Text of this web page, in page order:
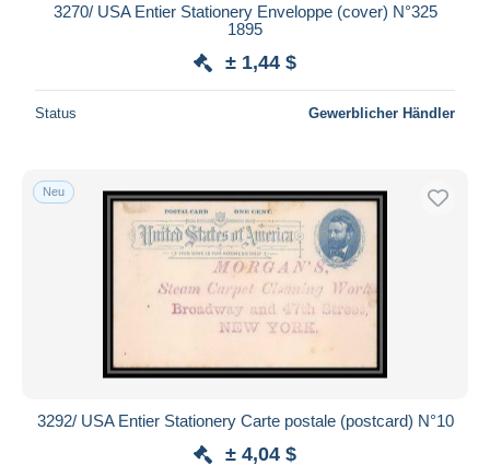
3270/ USA Entier Stationery Enveloppe (cover) N°325
1895
± 1,44 $
Status Gewerblicher Händler
Neu
3292/ USA Entier Stationery Carte postale (postcard) N°10
± 4,04 $